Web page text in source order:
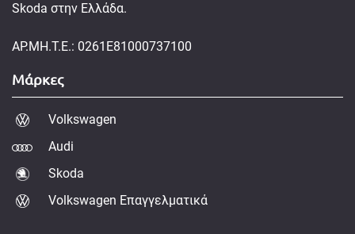
Skoda στην Ελλάδα.
ΑΡ.ΜΗ.Τ.Ε.: 0261E81000737100
Μάρκες
Volkswagen
Audi
Skoda
Volkswagen Επαγγελματικά